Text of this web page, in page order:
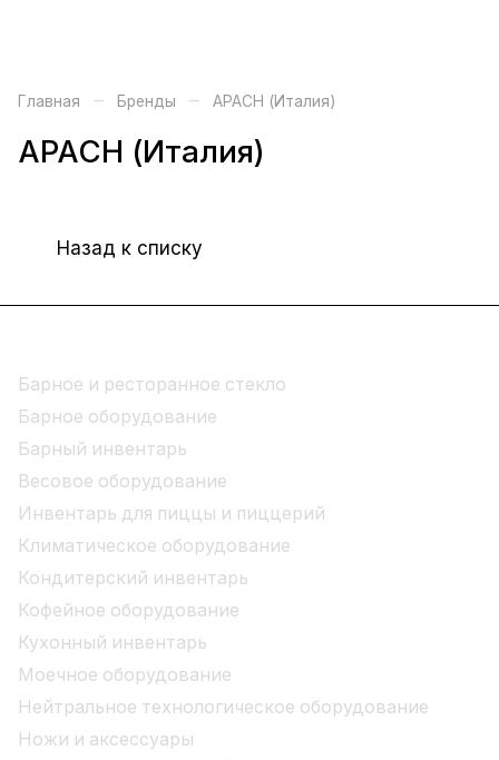
Главная – Бренды – APACH (Италия)
APACH (Италия)
Назад к списку
Барное и ресторанное стекло
Барное оборудование
Барный инвентарь
Весовое оборудование
Инвентарь для пиццы и пиццерий
Климатическое оборудование
Кондитерский инвентарь
Кофейное оборудование
Кухонный инвентарь
Моечное оборудование
Нейтральное технологическое оборудование
Ножи и аксессуары